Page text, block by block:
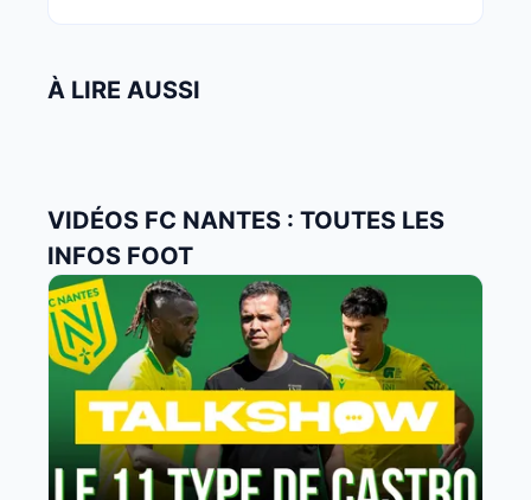
À LIRE AUSSI
VIDÉOS FC NANTES : TOUTES LES
INFOS FOOT